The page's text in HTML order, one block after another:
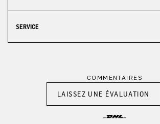
SERVICE
COMMENTAIRES
LAISSEZ UNE ÉVALUATION